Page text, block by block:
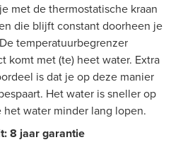
met de thermostatische kraan
die blijft constant doorheen je
temperatuurbegrenzer
komt met (te) heet water. Extra
is dat je op deze manier
Het water is sneller op
water minder lang lopen.
8 jaar garantie